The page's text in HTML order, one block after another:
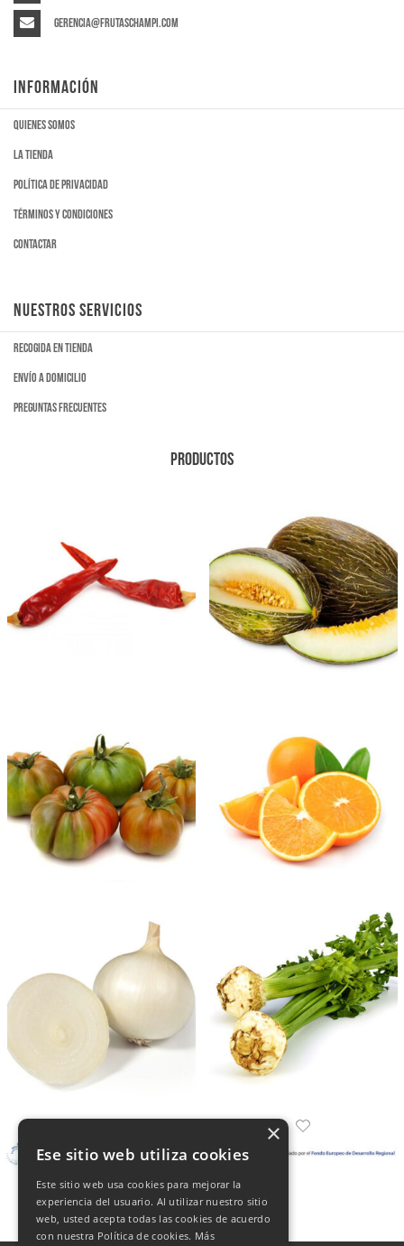
gerencia@frutaschampi.com
INFORMACIÓN
Quienes somos
La tienda
Política de privacidad
Términos y condiciones
Contactar
NUESTROS SERVICIOS
Recogida en tienda
Envío a domicilio
Preguntas frecuentes
PRODUCTOS
×
Ese sitio web utiliza cookies
Este sitio web usa cookies para mejorar la
experiencia del usuario. Al utilizar nuestro sitio
web, usted acepta todas las cookies de acuerdo
con nuestra Política de cookies. Más